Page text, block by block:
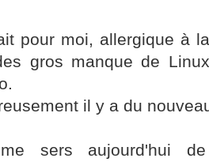
pour moi, allergique à
gros manque de
il y a du
sers aujourd'hui de